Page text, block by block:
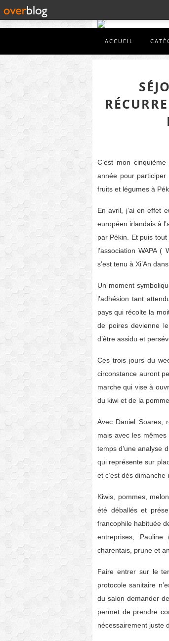
ACCUEIL
C’est mon
année pour
fruits et légumes à
En avril, j’ai en effet
européen irlandais à
par Pékin. Et puis
l’association WAPA
s’est tenu à Xi’An
Un moment
l’adhésion tant
pays qui récolte la
de poires devienne
d’être assidu et
Ces trois jours du
circonstance auront
marche qui vise à
du kiwi et de la pomme.
Avec Daniel Soares,
mais avec les
temps d’une analyse
qui représente sur
et c’est dès
Kiwis, pommes,
été déballés et
francophile habituée
entreprises,
charentais, prune et
Faire entrer sur le
protocole sanitaire
du salon demander
permet de prendre
nécessairement juste